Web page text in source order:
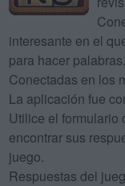
interesante en el
para hacer
Conectadas en los
La aplicación fue
Utilice el formulario
encontrar sus
juego.
Respuestas del